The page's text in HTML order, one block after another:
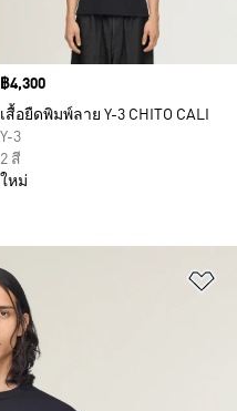
Price
฿4,300
เสื้อยืดพิมพ์ลาย Y-3 CHITO CALI
Y-3
2 สี
ใหม่